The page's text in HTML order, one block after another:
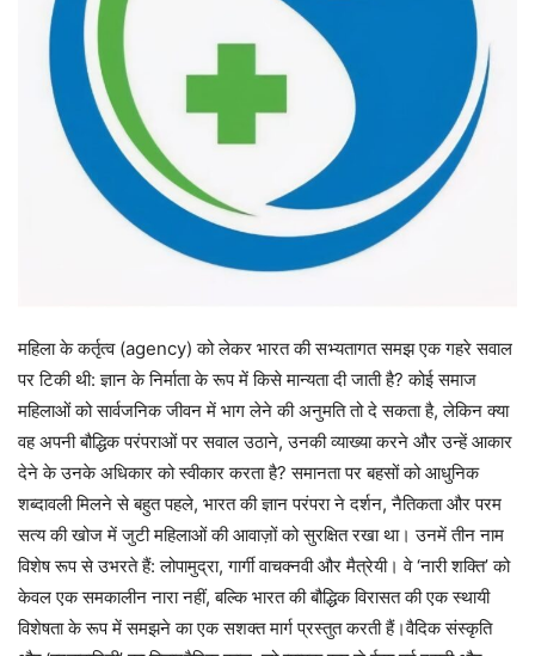
महिला के कर्तृत्व (agency) को लेकर भारत की सभ्यतागत समझ एक गहरे सवाल
पर टिकी थी: ज्ञान के निर्माता के रूप में किसे मान्यता दी जाती है? कोई समाज
महिलाओं को सार्वजनिक जीवन में भाग लेने की अनुमति तो दे सकता है, लेकिन क्या
वह अपनी बौद्धिक परंपराओं पर सवाल उठाने, उनकी व्याख्या करने और उन्हें आकार
देने के उनके अधिकार को स्वीकार करता है? समानता पर बहसों को आधुनिक
शब्दावली मिलने से बहुत पहले, भारत की ज्ञान परंपरा ने दर्शन, नैतिकता और परम
सत्य की खोज में जुटी महिलाओं की आवाज़ों को सुरक्षित रखा था। उनमें तीन नाम
विशेष रूप से उभरते हैं: लोपामुद्रा, गार्गी वाचक्नवी और मैत्रेयी। वे ‘नारी शक्ति’ को
केवल एक समकालीन नारा नहीं, बल्कि भारत की बौद्धिक विरासत की एक स्थायी
विशेषता के रूप में समझने का एक सशक्त मार्ग प्रस्तुत करती हैं।वैदिक संस्कृति